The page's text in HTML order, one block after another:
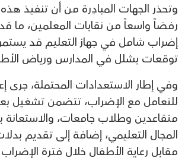
وتحذر الجهات المبادِرة من أن تنفيذ
رفضاً واسعاً من نقابات المعلمين، ما
إضراب شامل في جهاز التعليم قد
توقعات بشلل في المدارس ورياض
وفي إطار الاستعدادات المحتملة، جرى
للتعامل مع الإضراب، تتضمن تشغيل
متقاعدين وطلاب جامعات،
المجال التعليمي، إضافة إلى تقديم
مقابل رعاية الأطفال خلال فترة